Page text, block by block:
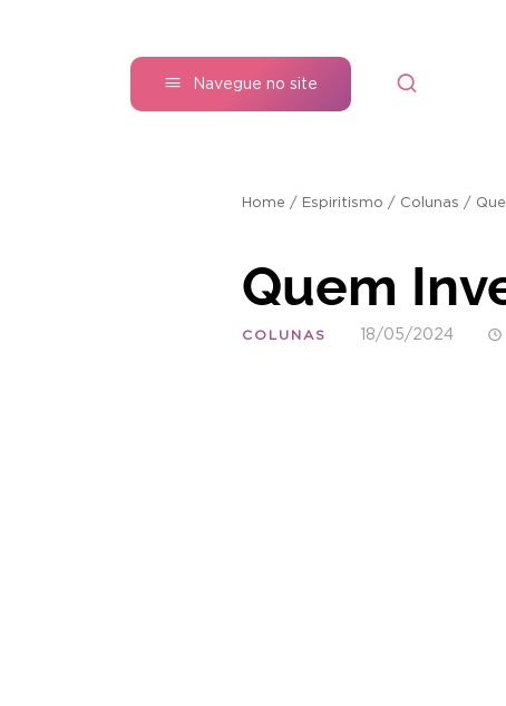
Navegue no site
Home / Espiritismo / Colunas /
Quem
COLUNAS 18/05/2024